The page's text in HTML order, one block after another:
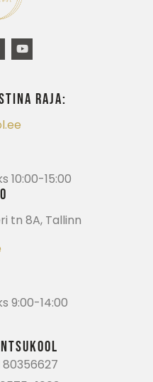
tn 8A, Tallinn
9:00-14:00
Raja:
10:00-15:00